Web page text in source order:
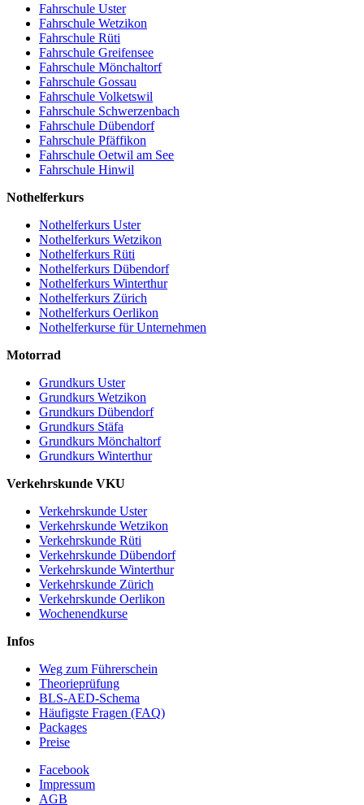
Fahrschule Uster
Fahrschule Wetzikon
Fahrschule Rüti
Fahrschule Greifensee
Fahrschule Mönchaltorf
Fahrschule Gossau
Fahrschule Volketswil
Fahrschule Schwerzenbach
Fahrschule Dübendorf
Fahrschule Pfäffikon
Fahrschule Oetwil am See
Fahrschule Hinwil
Nothelferkurs
Nothelferkurs Uster
Nothelferkurs Wetzikon
Nothelferkurs Rüti
Nothelferkurs Dübendorf
Nothelferkurs Winterthur
Nothelferkurs Zürich
Nothelferkurs Oerlikon
Nothelferkurse für Unternehmen
Motorrad
Grundkurs Uster
Grundkurs Wetzikon
Grundkurs Dübendorf
Grundkurs Stäfa
Grundkurs Mönchaltorf
Grundkurs Winterthur
Verkehrskunde VKU
Verkehrskunde Uster
Verkehrskunde Wetzikon
Verkehrskunde Rüti
Verkehrskunde Dübendorf
Verkehrskunde Winterthur
Verkehrskunde Zürich
Verkehrskunde Oerlikon
Wochenendkurse
Infos
Weg zum Führerschein
Theorieprüfung
BLS-AED-Schema
Häufigste Fragen (FAQ)
Packages
Preise
Facebook
Impressum
AGB